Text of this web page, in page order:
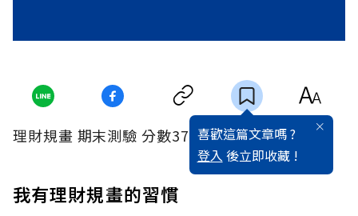
喜歡這篇文章嗎 ?
登入 後立即收藏 !
理財規畫 期末測驗 分數37分
我有理財規畫的習慣